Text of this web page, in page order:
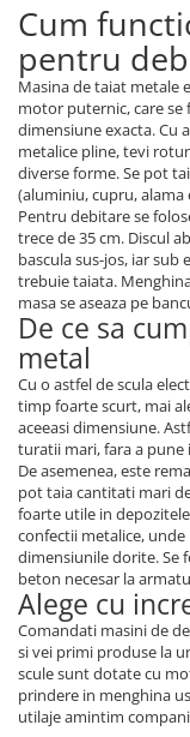
Gama gazon
Tăvălugi pentru gazon
Role de irigat
Distribuitoare de
Aeratoare pentru
Șuruburi
Utilaje agricole
Motocultoare
Motosape
Motocositori
Motocoase
Motopompe
Batoze
Granulatoare furaje
Mori cereale
Semanatori manuale
Tocatori vegetatie
Zdrobitori
Mașini hidraulice de
lemne
Pluguri
Plug de scos cartofi
Rarițe
Cum
pentru
Masina de taiat metale
motor puternic, care se
dimensiune exacta. Cu
metalice pline, tevi
diverse forme. Se pot
(aluminiu, cupru, alama
Pentru debitare se
trece de 35 cm. Discul
bascula sus-jos, iar sub
trebuie taiata.
masa se aseaza pe
De ce sa
metal
Cu o astfel de scula
timp foarte scurt, mai
aceeasi dimensiune.
turatii mari, fara a
De asemenea, este
pot taia cantitati mari
foarte utile in
confectii metalice,
dimensiunile dorite. Se
beton necesar la
Alege cu
Comandati masini de
si vei primi produse la
scule sunt dotate cu
prindere in menghina
utilaje amintim